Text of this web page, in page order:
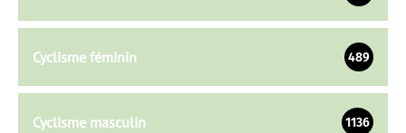
Cyclisme féminin 489
Cyclisme masculin 1136